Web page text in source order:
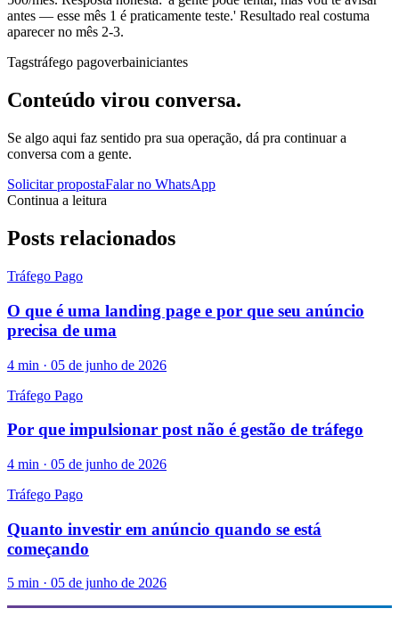
antes — esse mês 1 é praticamente teste.' Resultado real costuma
aparecer no mês 2-3.
Tagstráfego pagoverbainiciantes
Conteúdo virou conversa.
Se algo aqui faz sentido pra sua operação, dá pra continuar a
conversa com a gente.
Solicitar propostaFalar no WhatsApp
Continua a leitura
Posts relacionados
Tráfego Pago
O que é uma landing page e por que seu anúncio
precisa de uma
4 min · 05 de junho de 2026
Tráfego Pago
Por que impulsionar post não é gestão de tráfego
4 min · 05 de junho de 2026
Tráfego Pago
Quanto investir em anúncio quando se está
começando
5 min · 05 de junho de 2026